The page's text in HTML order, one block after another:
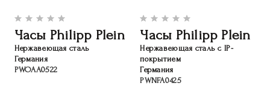
Часы Philipp Plein
Нержавеющая сталь
Германия
PWOAA0522
Часы Philipp Plein
Нержавеющая сталь c IP-
покрытием
Германия
PWNFA0425